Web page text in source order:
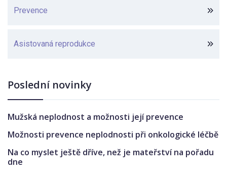
Prevence
Asistovaná reprodukce
Poslední novinky
Mužská neplodnost a možnosti její prevence
Možnosti prevence neplodnosti při onkologické léčbě
Na co myslet ještě dříve, než je mateřství na pořadu
dne